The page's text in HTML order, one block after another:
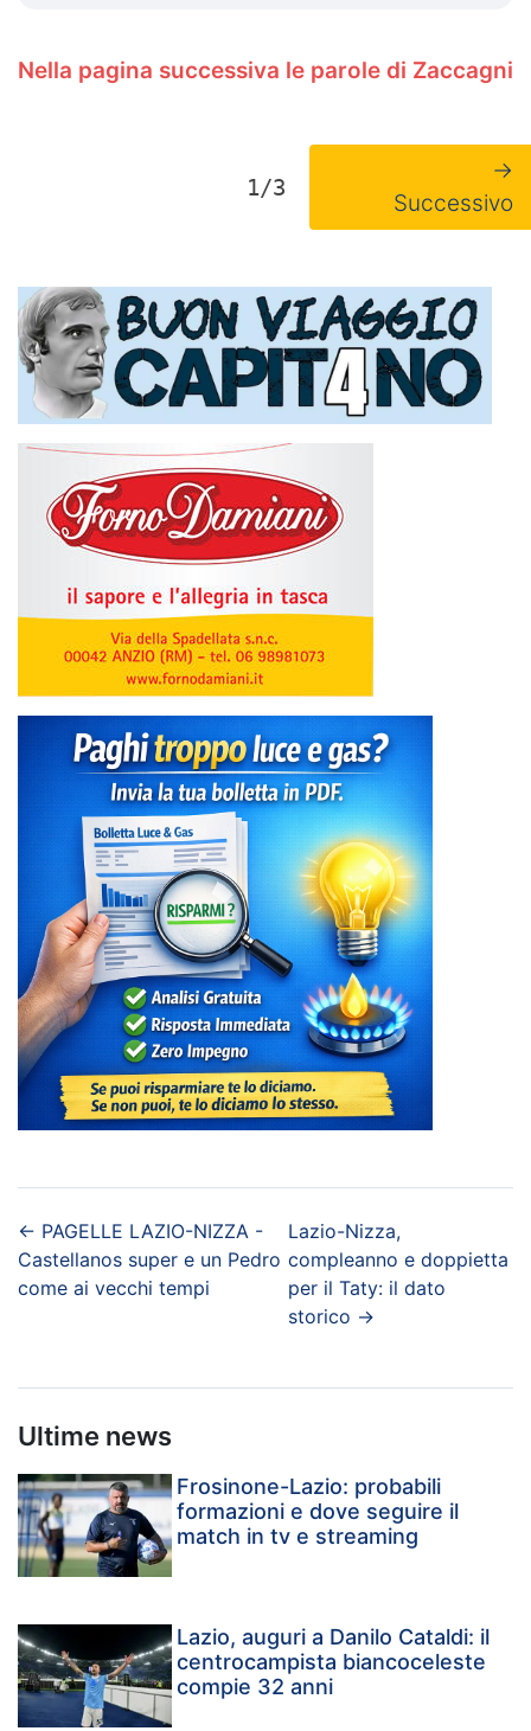
Nella pagina successiva le parole di Zaccagni
1/3
→
Successivo
← PAGELLE LAZIO-NIZZA -
Castellanos super e un Pedro
come ai vecchi tempi
Lazio-Nizza,
compleanno e doppietta
per il Taty: il dato
storico →
Ultime news
Frosinone-Lazio: probabili
formazioni e dove seguire il
match in tv e streaming
Lazio, auguri a Danilo Cataldi: il
centrocampista biancoceleste
compie 32 anni